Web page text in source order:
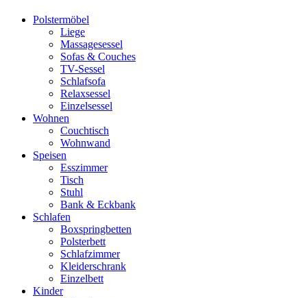
Polstermöbel
Liege
Massagesessel
Sofas & Couches
TV-Sessel
Schlafsofa
Relaxsessel
Einzelsessel
Wohnen
Couchtisch
Wohnwand
Speisen
Esszimmer
Tisch
Stuhl
Bank & Eckbank
Schlafen
Boxspringbetten
Polsterbett
Schlafzimmer
Kleiderschrank
Einzelbett
Kinder